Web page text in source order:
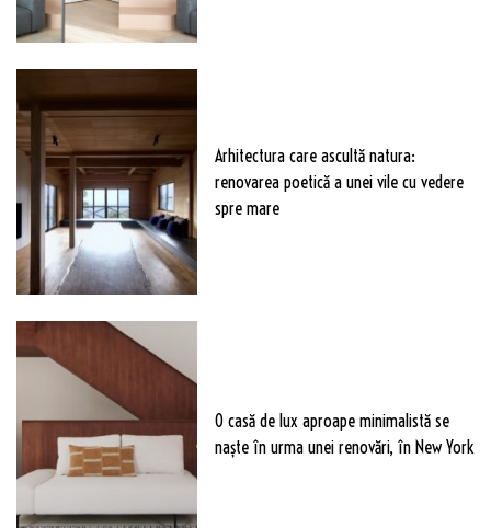
Arhitectura care ascultă natura:
renovarea poetică a unei vile cu vedere
spre mare
O casă de lux aproape minimalistă se
naște în urma unei renovări, în New York